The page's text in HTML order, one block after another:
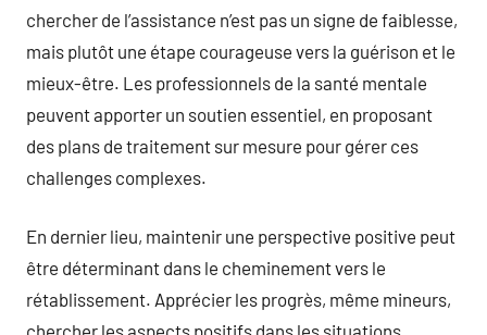
chercher de l’assistance n’est pas un signe de faiblesse,
mais plutôt une étape courageuse vers la guérison et le
mieux-être. Les professionnels de la santé mentale
peuvent apporter un soutien essentiel, en proposant
des plans de traitement sur mesure pour gérer ces
challenges complexes.
En dernier lieu, maintenir une perspective positive peut
être déterminant dans le cheminement vers le
rétablissement. Apprécier les progrès, même mineurs,
chercher les aspects positifs dans les situations